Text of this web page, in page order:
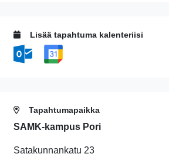
Lisää tapahtuma kalenteriisi
Tapahtumapaikka
SAMK-kampus Pori
Satakunnankatu 23